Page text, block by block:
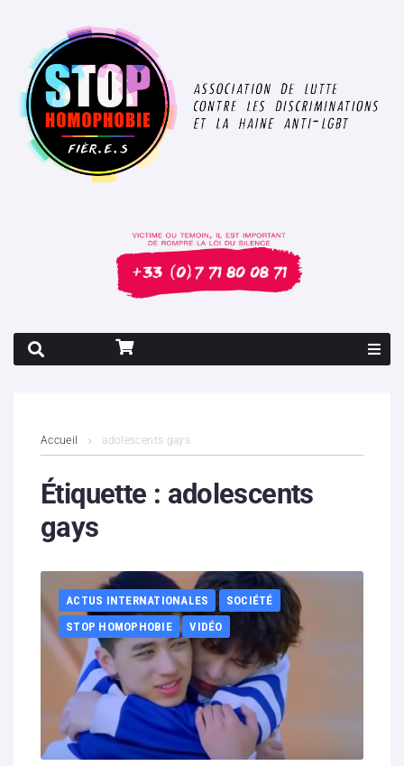
Contenus litigieux
Nous soutenir
Partenaires
Contacts
Hébergement solidaire
Accueil adolescents gays
Étiquette : adolescents
gays
ACTUS INTERNATIONALES
SOCIÉTÉ
STOP HOMOPHOBIE
VIDÉO